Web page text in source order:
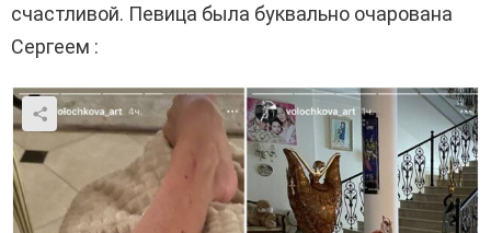
счастливой. Певица была буквально очарована
Сергеем :